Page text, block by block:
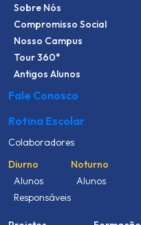
Sobre Nós
Compromisso Social
Nosso Campus
Tour 360°
Antigos Alunos
Fale Conosco
Rotina Escolar
Colaboradores
Diurno
Alunos
Responsáveis
Noturno
Alunos